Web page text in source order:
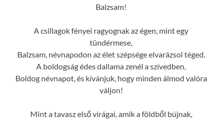
Balzsam!
A csillagok fényei ragyognak az égen, mint egy
tündérmese,
Balzsam, névnapodon az élet szépsége elvarázsol téged.
A boldogság édes dallama zenél a szívedben,
Boldog névnapot, és kívánjuk, hogy minden álmod valóra
váljon!
Mint a tavasz első virágai, amik a földből bújnak,